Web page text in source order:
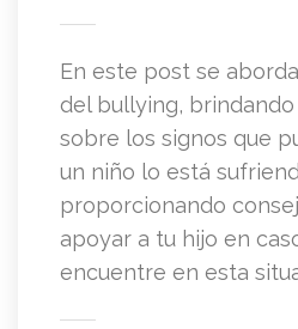
En este post se
del bullying,
sobre los signos que
un niño lo está
proporcionando
apoyar a tu hijo en
encuentre en esta